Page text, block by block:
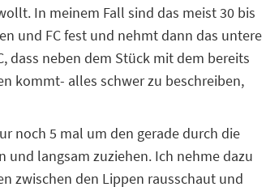
In meinem Fall sind das meist 30 bis
und FC fest und nehmt dann das untere
dass neben dem Stück mit dem bereits
kommt- alles schwer zu beschreiben,
noch 5 mal um den gerade durch die
und langsam zuziehen. Ich nehme dazu
zwischen den Lippen rausschaut und